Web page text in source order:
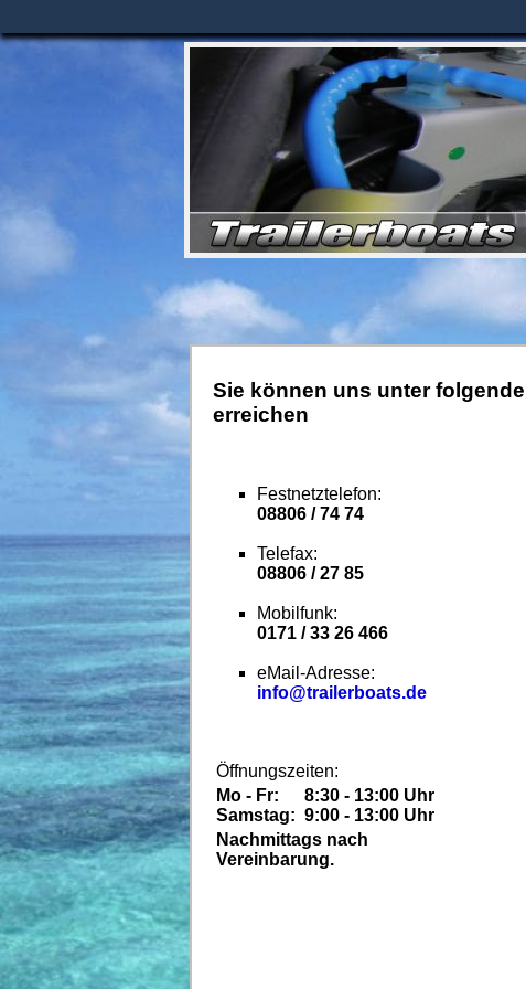
Sie können uns unter
erreichen
Festnetztelefon:
08806 / 74 74
Telefax:
08806 / 27 85
Mobilfunk:
0171 / 33 26 466
eMail-Adresse:
info@trailerboats.de
Öffnungszeiten:
Mo - Fr:
Samstag:
8:30 - 13:00 Uhr
9:00 - 13:00 Uhr
Nachmittags nach
Vereinbarung.